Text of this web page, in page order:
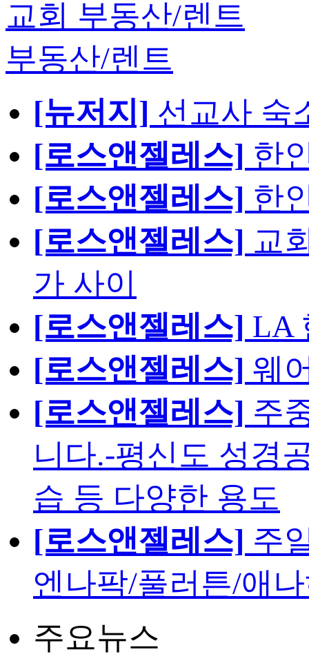
교회 부동산/렌트
부동산/렌트
[뉴저지] 선교사 숙
[로스앤젤레스] 한
[로스앤젤레스] 한
[로스앤젤레스] 교
가 사이
[로스앤젤레스] LA
[로스앤젤레스] 웨
[로스앤젤레스] 주
니다.-평신도 성경
습 등 다양한 용도
[로스앤젤레스] 주
엔나팍/풀러튼/애
주요뉴스